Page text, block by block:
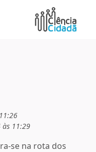
às 11:29
se na rota dos